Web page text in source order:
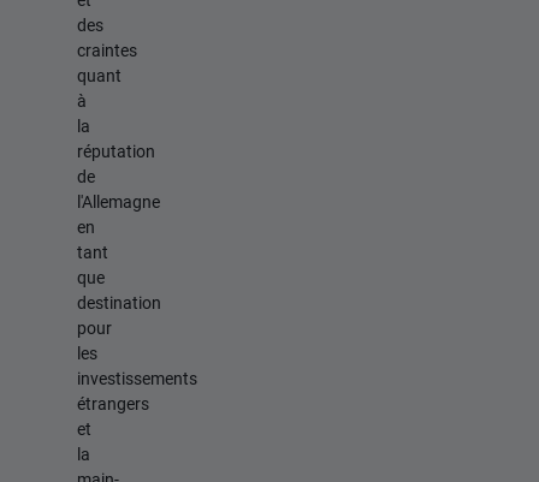
des
craintes
quant
à
la
réputation
de
l'Allemagne
en
tant
que
destination
pour
les
investissements
étrangers
et
la